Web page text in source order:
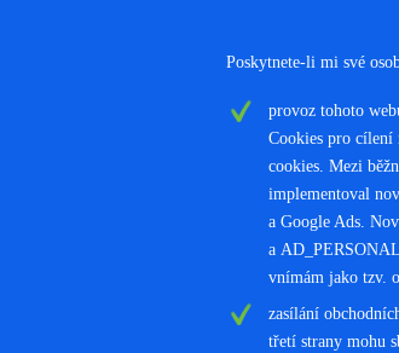
Poskytnete-li mi své
provoz tohoto
Cookies pro cílení
cookies. Mezi
implementoval
a Google Ads.
a
vnímám jako tzv.
zasílání
třetí strany mohu